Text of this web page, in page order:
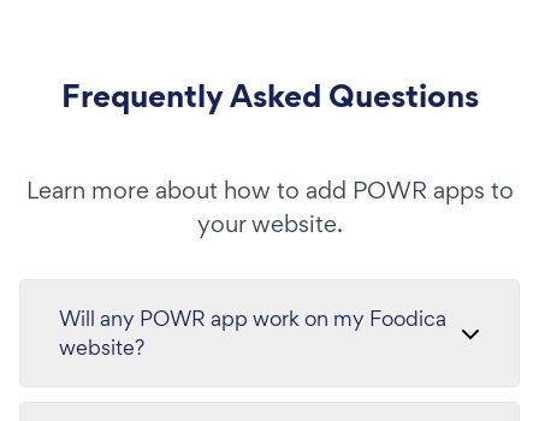
Frequently Asked Questions
Learn more about how to add POWR apps to
your website.
Will any POWR app work on my Foodica
website?